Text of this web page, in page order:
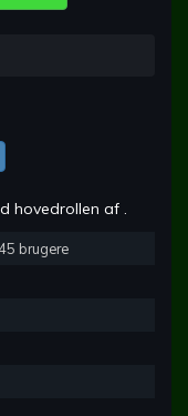
hovedrollen af .
brugere